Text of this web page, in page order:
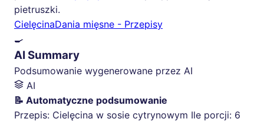
pietruszki.
CielęcinaDania mięsne - Przepisy
🍳
AI Summary
Podsumowanie wygenerowane przez AI
AI
📝 Automatyczne podsumowanie
Przepis: Cielęcina w sosie cytrynowym Ile porcji: 6